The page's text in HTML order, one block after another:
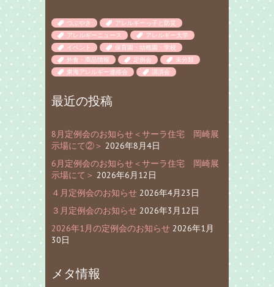
つぶやき
アレルギーっ子と防災
アレルギーニュース
アレルギー大学
イベント
保育園・幼稚園・学校
外食・商品情報
定例会
未分類
東海アレルギー連絡会
講演会
最近の投稿
8月定例会のお知らせ＜サーラ住宅 岡崎展
示場にて②＞ 2026年8月4日
6月定例会のお知らせ＜サーラ住宅 岡崎展
示場にて＞ 2026年6月12日
４月定例会のお知らせ 2026年4月23日
３月定例会のお知らせ 2026年3月12日
2026年1月の定例会のお知らせ 2026年1月
30日
メタ情報